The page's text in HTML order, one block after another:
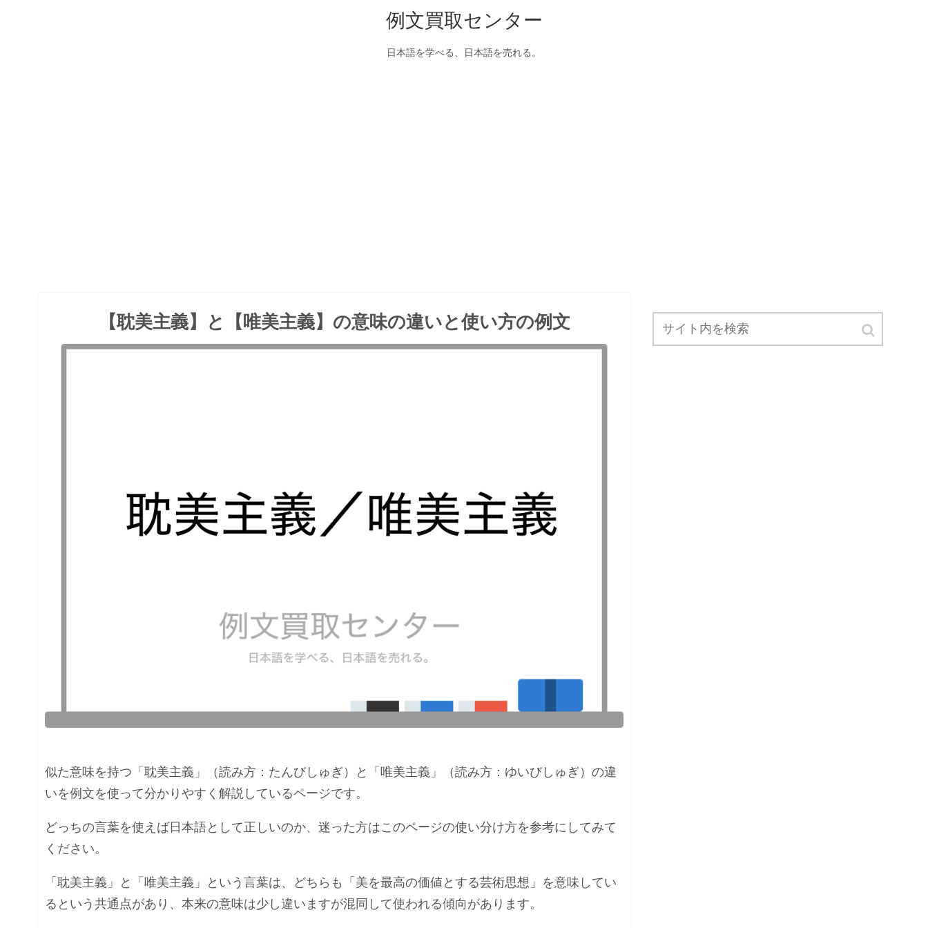
例文買取センター
日本語を学べる、日本語を売れる。
【耽美主義】と【唯美主義】の意味の違いと使い方の例文
似た意味を持つ「耽美主義」（読み方：たんびしゅぎ）と「唯美主義」（読み方：ゆいびしゅぎ）の違
いを例文を使って分かりやすく解説しているページです。
どっちの言葉を使えば日本語として正しいのか、迷った方はこのページの使い分け方を参考にしてみて
ください。
「耽美主義」と「唯美主義」という言葉は、どちらも「美を最高の価値とする芸術思想」を意味してい
るという共通点があり、本来の意味は少し違いますが混同して使われる傾向があります。